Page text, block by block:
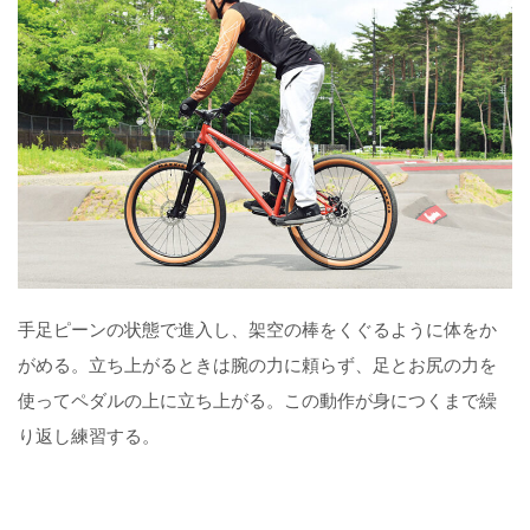
手足ピーンの状態で進入し、架空の棒をくぐるように体をか
がめる。立ち上がるときは腕の力に頼らず、足とお尻の力を
使ってペダルの上に立ち上がる。この動作が身につくまで繰
り返し練習する。